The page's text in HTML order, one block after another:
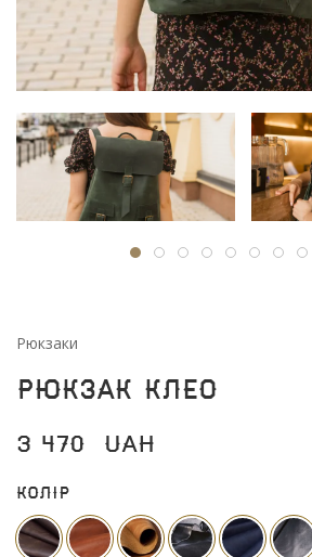
Рюкзаки
Рюкзак Клео
3 470 UAH
Колір